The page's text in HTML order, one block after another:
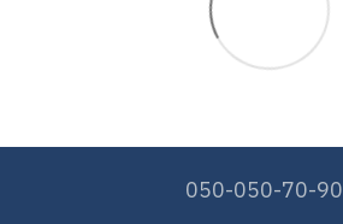
050-050-70-90